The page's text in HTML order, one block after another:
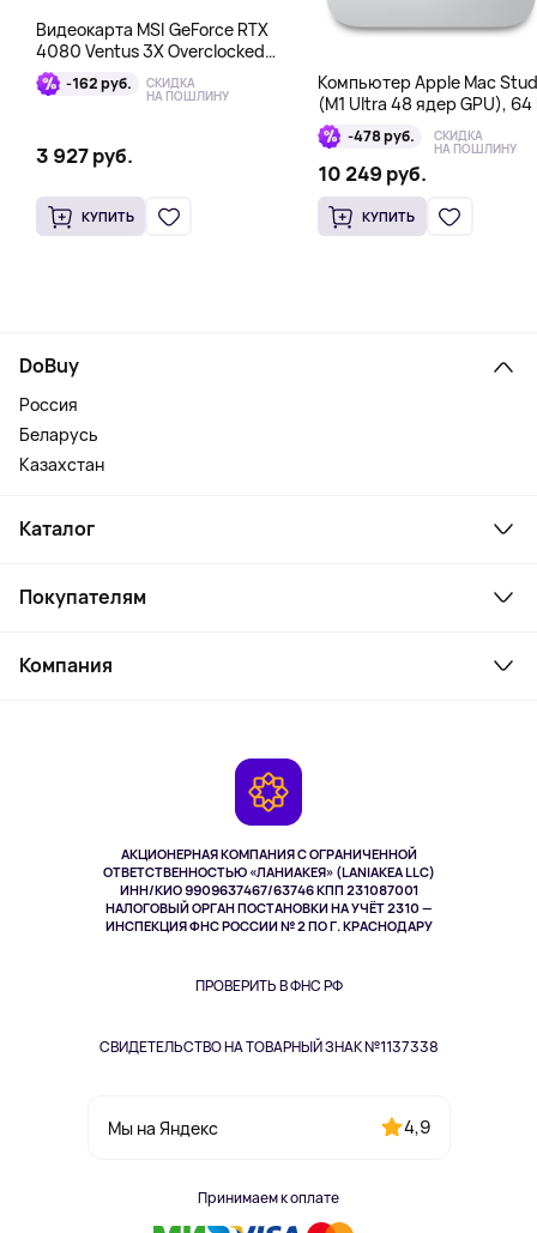
Видеокарта MSI GeForce RTX
4080 Ventus 3X Overclocked
16GB DDR6X
-162 руб. СКИДКА
НА ПОШЛИНУ
3 927 руб.
КУПИТЬ
Компьютер Apple Mac
(M1 Ultra 48 ядер GPU), 64
1 Тб -478 руб. СКИДКА
НА ПОШЛИНУ
10 249 руб.
КУПИТЬ
АКЦИОНЕРНАЯ КОМПАНИЯ С ОГРАНИЧЕННОЙ
ОТВЕТСТВЕННОСТЬЮ «ЛАНИАКЕЯ» (LANIAKEA LLC)
ИНН/КИО 9909637467/63746 КПП 231087001
НАЛОГОВЫЙ ОРГАН ПОСТАНОВКИ НА УЧЁТ 2310 —
ИНСПЕКЦИЯ ФНС РОССИИ № 2 ПО Г. КРАСНОДАРУ
ПРОВЕРИТЬ В ФНС РФ
СВИДЕТЕЛЬСТВО НА ТОВАРНЫЙ ЗНАК №1137338
Мы на Яндекс 4,9
Принимаем к оплате
DoBuy
Россия
Беларусь
Казахстан
Каталог
Ноутбуки, мониторы, VR
Косметика и уход
Здоровье питомцев
Одежда и аксессуары
Покупателям
Как заказать
Компания